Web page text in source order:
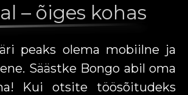
– õiges kohas
peaks olema mobiilne ja
Säästke Bongo abil oma
Kui otsite töösõitudeks